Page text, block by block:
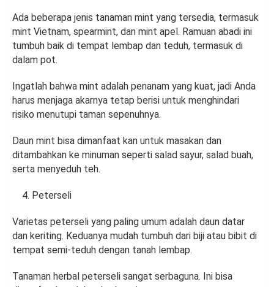
Ada beberapa jenis tanaman mint yang tersedia, termasuk
mint Vietnam, spearmint, dan mint apel. Ramuan abadi ini
tumbuh baik di tempat lembap dan teduh, termasuk di
dalam pot.
Ingatlah bahwa mint adalah penanam yang kuat, jadi Anda
harus menjaga akarnya tetap berisi untuk menghindari
risiko menutupi taman sepenuhnya.
Daun mint bisa dimanfaat kan untuk masakan dan
ditambahkan ke minuman seperti salad sayur, salad buah,
serta menyeduh teh.
Peterseli
Varietas peterseli yang paling umum adalah daun datar
dan keriting. Keduanya mudah tumbuh dari biji atau bibit di
tempat semi-teduh dengan tanah lembap.
Tanaman herbal peterseli sangat serbaguna. Ini bisa